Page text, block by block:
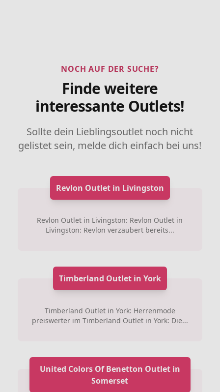
NOCH AUF DER SUCHE?
Finde weitere
interessante Outlets!
Sollte dein Lieblingsoutlet noch nicht
gelistet sein, melde dich einfach bei uns!
Revlon Outlet in Livingston
Revlon Outlet in Livingston: Revlon Outlet in
Livingston: Revlon verzaubert bereits...
Timberland Outlet in York
Timberland Outlet in York: Herrenmode
preiswerter im Timberland Outlet in York: Die...
United Colors Of Benetton Outlet in
Somerset